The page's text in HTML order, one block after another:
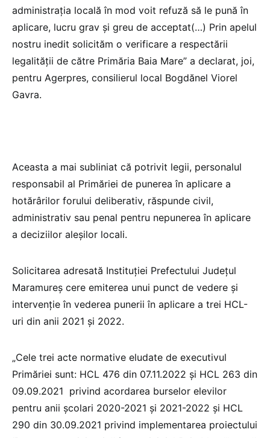
administraţia locală în mod voit refuză să le pună în
aplicare, lucru grav şi greu de acceptat(…) Prin apelul
nostru inedit solicităm o verificare a respectării
legalităţii de către Primăria Baia Mare” a declarat, joi,
pentru Agerpres, consilierul local Bogdănel Viorel
Gavra.
Aceasta a mai subliniat că potrivit legii, personalul
responsabil al Primăriei de punerea în aplicare a
hotărârilor forului deliberativ, răspunde civil,
administrativ sau penal pentru nepunerea în aplicare
a deciziilor aleşilor locali.
Solicitarea adresată Instituţiei Prefectului Judeţul
Maramureş cere emiterea unui punct de vedere şi
intervenţie în vederea punerii în aplicare a trei HCL-
uri din anii 2021 şi 2022.
„Cele trei acte normative eludate de executivul
Primăriei sunt: HCL 476 din 07.11.2022 şi HCL 263 din
09.09.2021 privind acordarea burselor elevilor
pentru anii şcolari 2020-2021 şi 2021-2022 şi HCL
290 din 30.09.2021 privind implementarea proiectului